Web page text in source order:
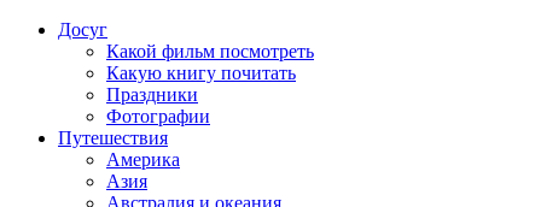
Досуг
Какой фильм посмотреть
Какую книгу почитать
Праздники
Фотографии
Путешествия
Америка
Азия
Австралия и океания